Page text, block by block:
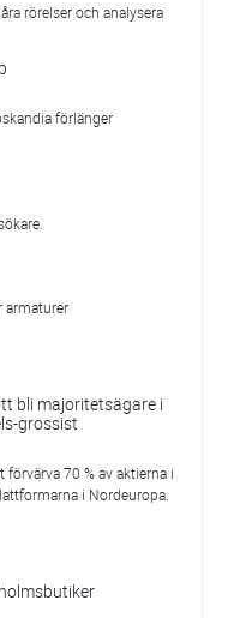
rörelser och analysera
förlänger
armaturer
bli majoritetsägare i
grossist
70 % av aktierna i
i Nordeuropa.